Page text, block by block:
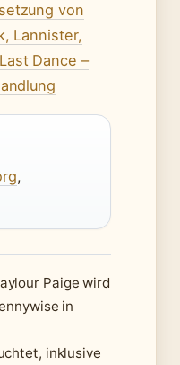
von
Lannister,
Dance –
,
Paige wird
in
inklusive